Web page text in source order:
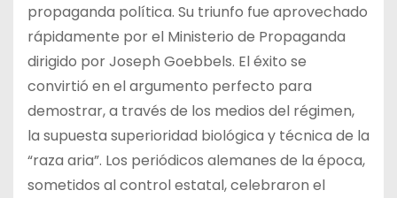
propaganda política. Su triunfo fue aprovechado
rápidamente por el Ministerio de Propaganda
dirigido por Joseph Goebbels. El éxito se
convirtió en el argumento perfecto para
demostrar, a través de los medios del régimen,
la supuesta superioridad biológica y técnica de la
“raza aria”. Los periódicos alemanes de la época,
sometidos al control estatal, celebraron el